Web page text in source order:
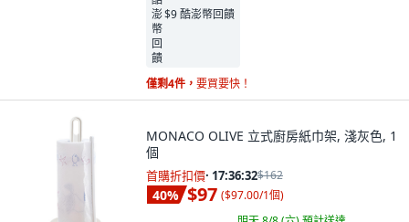
$9 酷澎幣回饋
僅剩4件， 要買要快！
MONACO OLIVE 立式廚房紙巾架, 淺灰色, 1
個
首購折扣價· 17:36:31$162
40% $97 ($97.00/1個)